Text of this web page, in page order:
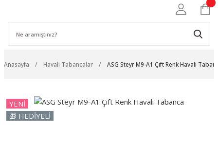
Anasayfa Havalı Tabancalar ASG Steyr M9-A1 Çift Renk Havalı
YENİ
🎁 HEDİYELİ